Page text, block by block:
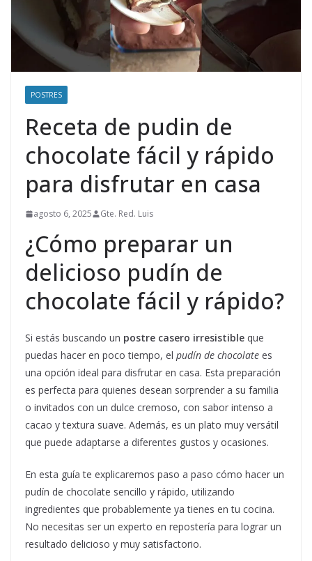
POSTRES
Receta de pudin de
chocolate fácil y rápido
para disfrutar en casa
agosto 6, 2025 Gte. Red. Luis
¿Cómo preparar un
delicioso pudín de
chocolate fácil y rápido?
Si estás buscando un postre casero irresistible que
puedas hacer en poco tiempo, el pudín de chocolate es
una opción ideal para disfrutar en casa. Esta preparación
es perfecta para quienes desean sorprender a su familia
o invitados con un dulce cremoso, con sabor intenso a
cacao y textura suave. Además, es un plato muy versátil
que puede adaptarse a diferentes gustos y ocasiones.
En esta guía te explicaremos paso a paso cómo hacer un
pudín de chocolate sencillo y rápido, utilizando
ingredientes que probablemente ya tienes en tu cocina.
No necesitas ser un experto en repostería para lograr un
resultado delicioso y muy satisfactorio.